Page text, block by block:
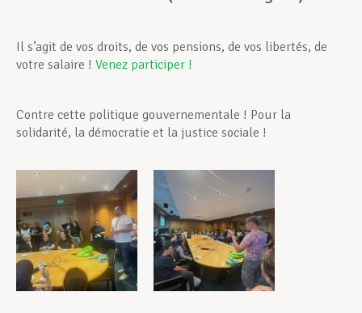
Il s’agit de vos droits, de vos pensions, de vos libertés, de
votre salaire ! Venez participer !
Contre cette politique gouvernementale ! Pour la
solidarité, la démocratie et la justice sociale !